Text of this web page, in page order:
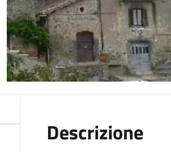
Descrizione